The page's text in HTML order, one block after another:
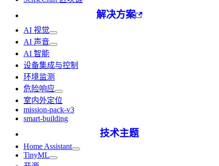
解决方案
AI 视觉
AI 声音
AI 智能
设备集成与控制
环境监测
危险响应
室内外定位
mission-pack-v3
smart-building
技术主题
Home Assistant
TinyML